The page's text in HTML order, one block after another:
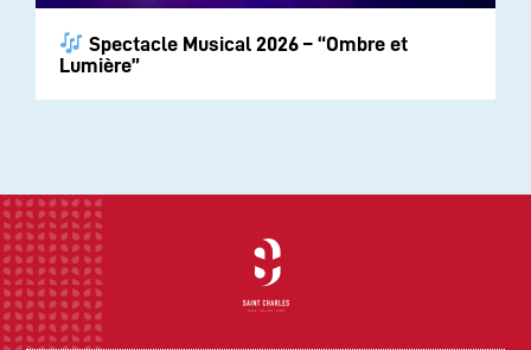
Spectacle Musical 2026 – “Ombre et
Lumière”